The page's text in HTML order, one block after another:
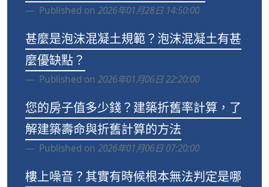
Published on 2026年01月28日 14:50:00
甚麼是泡沫混凝土規範？泡沫混凝土有甚
麼優缺點？
Published on 2026年01月06日 22:20:00
您的房子值多少錢？建築折舊率計算，了
解建築壽命與折舊計算的方法
Published on 2026年01月06日 07:20:00
樓上噪音？其實有時候根本無法判定是哪